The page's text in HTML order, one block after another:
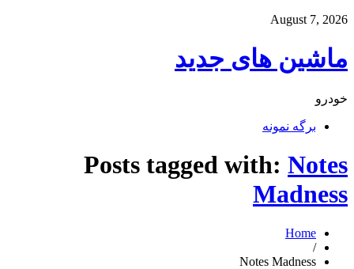
August 7, 2026
ماشین های جدید
خودرو
برگه نمونه
Posts tagged with: Notes
Madness
Home
/
Notes Madness